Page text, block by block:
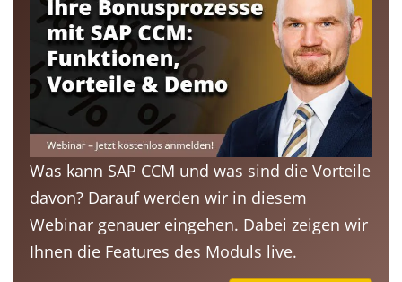
Was kann SAP CCM und was sind die Vorteile
davon? Darauf werden wir in diesem
Webinar genauer eingehen. Dabei zeigen wir
Ihnen die Features des Moduls live.